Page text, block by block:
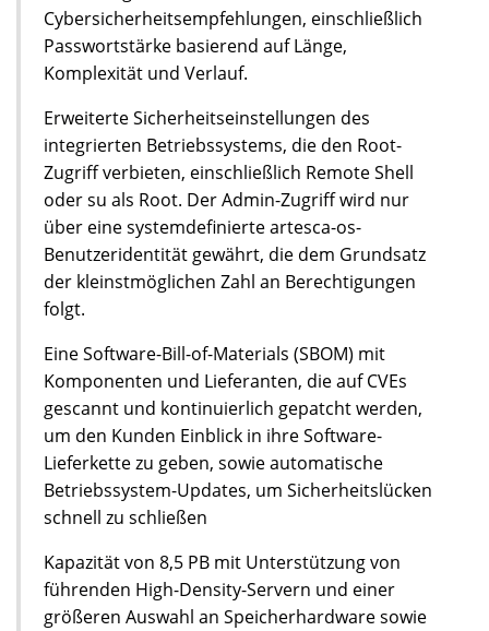
Cybersicherheitsempfehlungen, einschließlich
Passwortstärke basierend auf Länge,
Komplexität und Verlauf.
Erweiterte Sicherheitseinstellungen des
integrierten Betriebssystems, die den Root-
Zugriff verbieten, einschließlich Remote Shell
oder su als Root. Der Admin-Zugriff wird nur
über eine systemdefinierte artesca-os-
Benutzeridentität gewährt, die dem Grundsatz
der kleinstmöglichen Zahl an Berechtigungen
folgt.
Eine Software-Bill-of-Materials (SBOM) mit
Komponenten und Lieferanten, die auf CVEs
gescannt und kontinuierlich gepatcht werden,
um den Kunden Einblick in ihre Software-
Lieferkette zu geben, sowie automatische
Betriebssystem-Updates, um Sicherheitslücken
schnell zu schließen
Kapazität von 8,5 PB mit Unterstützung von
führenden High-Density-Servern und einer
größeren Auswahl an Speicherhardware sowie